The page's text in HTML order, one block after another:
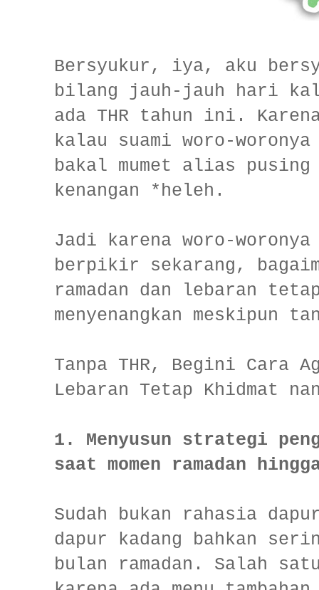
Bersyukur, iya, aku
bilang jauh-jauh hari
ada THR tahun ini.
kalau suami woro-
bakal mumet alias
kenangan *heleh.
Jadi karena woro-
berpikir sekarang,
ramadan dan lebaran
menyenangkan meskipun
Tanpa THR, Begini Cara
Lebaran Tetap Khidmat
1. Menyusun strategi
saat momen ramadan
Sudah bukan rahasia
dapur kadang bahkan
bulan ramadan. Salah